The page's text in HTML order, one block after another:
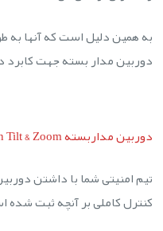
به همین دلیل است که آنها به
دوربین مدار بسته جهت
دوربین مداربسته PTZ Pan Tilt & Zoom
کنترل کاملی بر آنچه ثبت شده